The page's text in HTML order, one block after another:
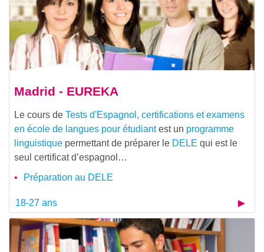
Madrid - EUREKA
Le cours de Tests d'Espagnol, certifications et examens
en école de langues pour étudiantest un programme
linguistique permettant de préparer le DELE qui est le
seul certificat d’espagnol…
Préparation au DELE
18-27 ans